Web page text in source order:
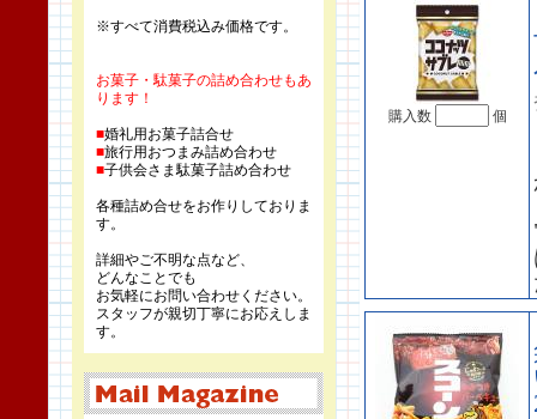
※すべて消費税込み価格です。
お菓子・駄菓子の詰め合わせもあ
ります！
■婚礼用お菓子詰合せ
■旅行用おつまみ詰め合わせ
■子供会さま駄菓子詰め合わせ
各種詰め合せをお作りしておりま
す。
詳細やご不明な点など、
どんなことでも
お気軽にお問い合わせください。
スタッフが親切丁寧にお応えしま
す。
購入数 個